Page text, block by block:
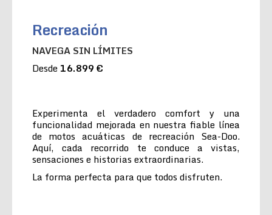
Recreación
NAVEGA SIN LÍMITES
Desde 16.899 €
Experimenta el verdadero comfort y una
funcionalidad mejorada en nuestra fiable línea
de motos acuáticas de recreación Sea-Doo.
Aquí, cada recorrido te conduce a vistas,
sensaciones e historias extraordinarias.
La forma perfecta para que todos disfruten.